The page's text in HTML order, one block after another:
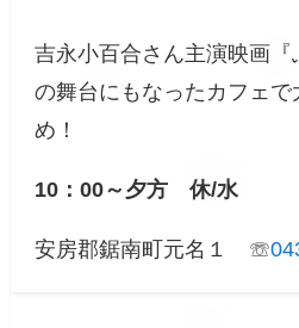
吉永小百合さん主演映画『
の舞台にもなったカフェで
め！
10：00～夕方 休/水
安房郡鋸南町元名１ ☏